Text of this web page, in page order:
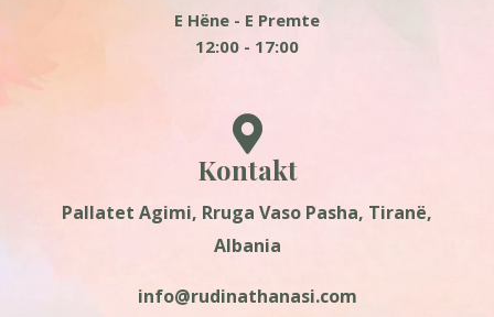
E Hëne - E Premte
12:00 - 17:00
Kontakt
Pallatet Agimi, Rruga Vaso Pasha, Tiranë,
Albania
info@rudinathanasi.com